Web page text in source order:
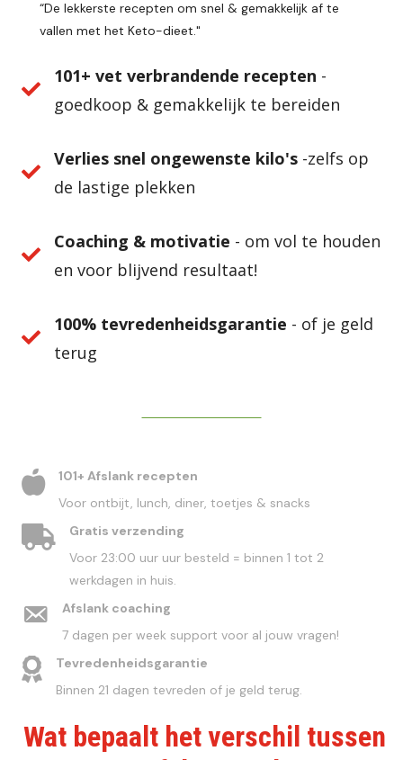
“De lekkerste recepten om snel & gemakkelijk af te
vallen met het Keto-dieet."
101+ vet verbrandende recepten -
goedkoop & gemakkelijk te bereiden
Verlies snel ongewenste kilo's -zelfs op
de lastige plekken
Coaching & motivatie - om vol te houden
en voor blijvend resultaat!
100% tevredenheidsgarantie - of je geld
terug
101+ Afslank recepten
Voor ontbijt, lunch, diner, toetjes & snacks
Gratis verzending
Voor 23:00 uur uur besteld = binnen 1 tot 2
werkdagen in huis.
Afslank coaching
7 dagen per week support voor al jouw vragen!
Tevredenheidsgarantie
Binnen 21 dagen tevreden of je geld terug.
Wat bepaalt het verschil tussen